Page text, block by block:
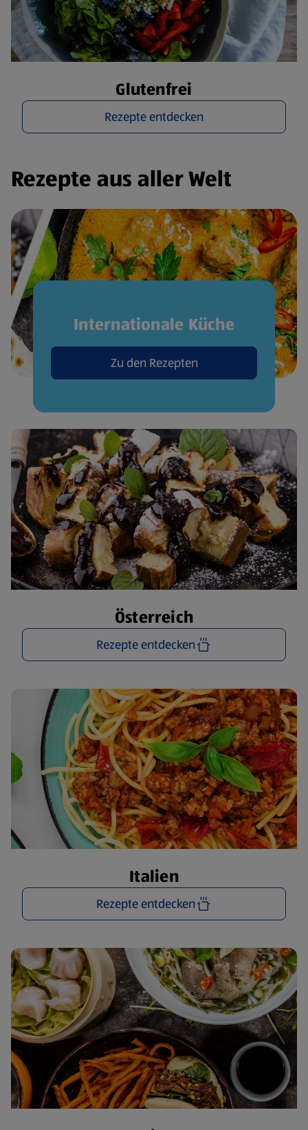
Glutenfrei
Rezepte entdecken
Rezepte aus aller Welt
Internationale Küche
Zu den Rezepten
Österreich
Rezepte entdecken
Italien
Rezepte entdecken